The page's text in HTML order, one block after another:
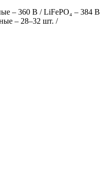
– 360 В / LiFePO₄ – 384 В
– 28–32 шт. /